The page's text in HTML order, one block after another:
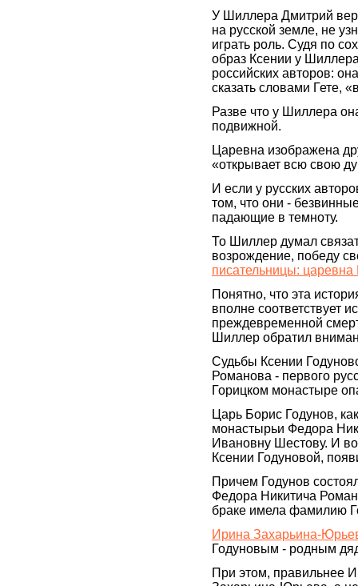
У Шиллера Дмитрий
на русской земле, не
играть роль. Судя по
образ Ксении у
российских авторов:
сказать словами Гете,
Разве что у Шиллера
подвижной.
Царевна изображена
«открывает всю свою
И если у русских
том, что они -
падающие в темноту.
То Шиллер думал
возрождение, победу
писательницы:
Понятно, что эта
вполне соответствует
преждевременной
Шиллер обратил
Судьбы Ксении
Романова - первого
Горицком монастыре
Царь Борис Годунов,
монастырьи Федора
Ивановну Шестову. И
Ксении Годуновой,
Причем Годунов
Федора Никитича
браке имела фамилию
Ирина Захарьина-
Годуновым - родным
При этом, правильнее